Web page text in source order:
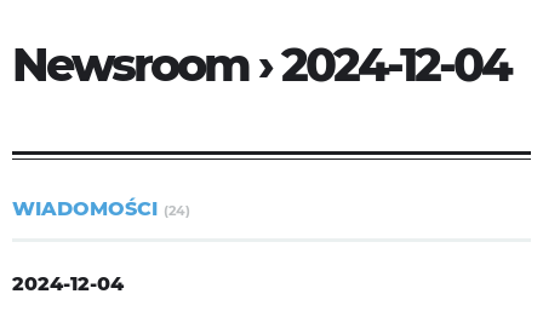
Newsroom › 2024-12-04
WIADOMOŚCI (24)
2024-12-04